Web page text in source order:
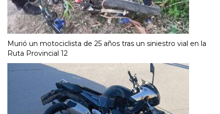
Murió un motociclista de 25 años tras un siniestro vial en la
Ruta Provincial 12